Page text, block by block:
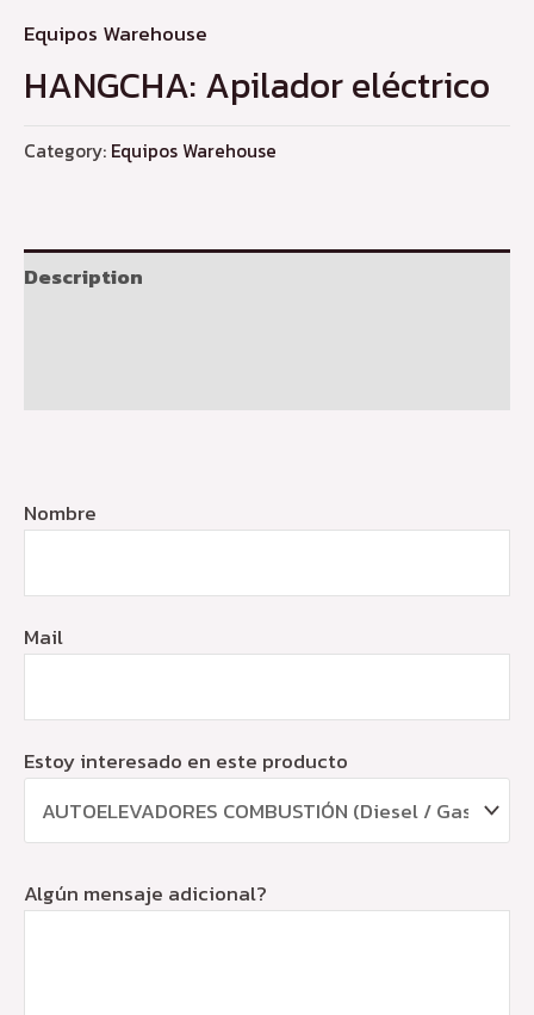
Equipos Warehouse
HANGCHA: Apilador eléctrico
Category: Equipos Warehouse
Description
Nombre
Mail
Estoy interesado en este producto
Algún mensaje adicional?